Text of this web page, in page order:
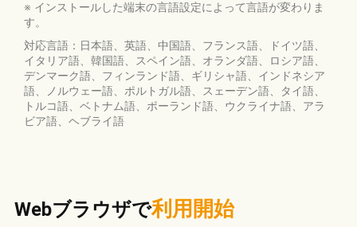
※ インストールした端末の言語設定によって言語が変わりま
す。
対応言語：日本語、英語、中国語、フランス語、ドイツ語、
イタリア語、韓国語、スペイン語、オランダ語、ロシア語、
デンマーク語、フィンランド語、ギリシャ語、インドネシア
語、ノルウェー語、ポルトガル語、スェーデン語、タイ語、
トルコ語、ベトナム語、ポーランド語、ウクライナ語、アラ
ビア語、ヘブライ語
Webブラウザで利用開始